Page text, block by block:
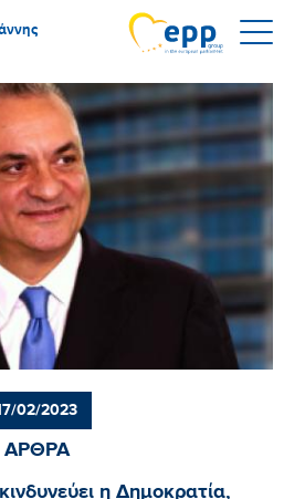
02/2023
ΑΡΘΡΑ
η Δημοκρατία,